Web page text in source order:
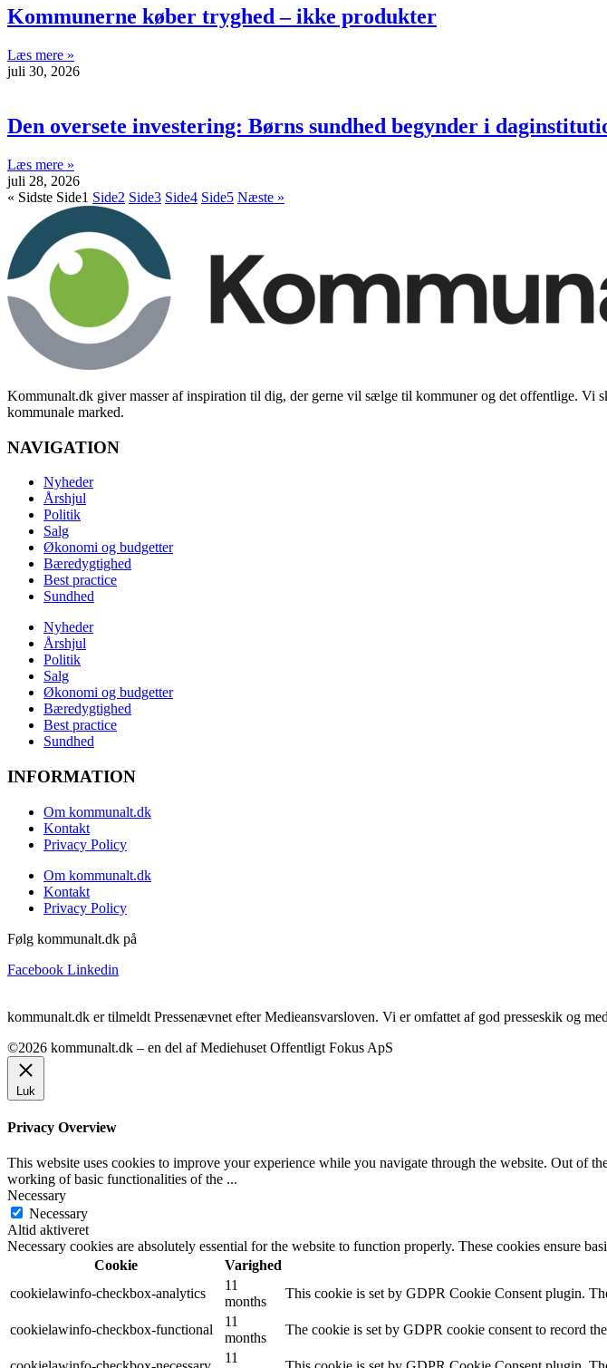
Kommunerne køber tryghed – ikke produkter
Læs mere »
juli 30, 2026
Den oversete investering: Børns sundhed begynder i
Læs mere »
juli 28, 2026
« Sidste Side1 Side2 Side3 Side4 Side5 Næste »
Kommunalt.dk giver masser af inspiration til dig, der gerne vil sælge til kommuner og det offentlige. Vi
kommunale marked.
NAVIGATION
Nyheder
Årshjul
Politik
Salg
Økonomi og budgetter
Bæredygtighed
Best practice
Sundhed
Nyheder
Årshjul
Politik
Salg
Økonomi og budgetter
Bæredygtighed
Best practice
Sundhed
INFORMATION
Om kommunalt.dk
Kontakt
Privacy Policy
Om kommunalt.dk
Kontakt
Privacy Policy
Følg kommunalt.dk på
Facebook Linkedin
kommunalt.dk er tilmeldt Pressenævnet efter Medieansvarsloven. Vi er omfattet af god presseskik og
©2026 kommunalt.dk – en del af Mediehuset Offentligt Fokus ApS
Luk
Privacy Overview
This website uses cookies to improve your experience while you navigate through the website. Out of
working of basic functionalities of the ...
Necessary
Necessary
Altid aktiveret
Necessary cookies are absolutely essential for the website to function properly. These cookies ensure
Cookie
Varighed
cookielawinfo-checkbox-analytics
11
months
This cookie is set by GDPR Cookie Consent plugin.
cookielawinfo-checkbox-functional
11
months
The cookie is set by GDPR cookie consent to record
11